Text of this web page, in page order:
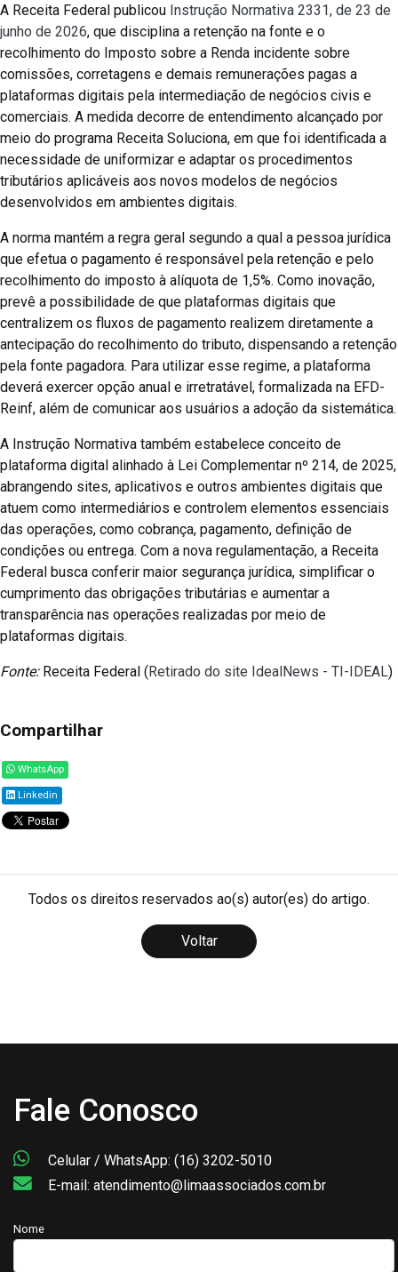
A Receita Federal publicou Instrução Normativa 2331, de 23 de
junho de 2026, que disciplina a retenção na fonte e o
recolhimento do Imposto sobre a Renda incidente sobre
comissões, corretagens e demais remunerações pagas a
plataformas digitais pela intermediação de negócios civis e
comerciais. A medida decorre de entendimento alcançado por
meio do programa Receita Soluciona, em que foi identificada a
necessidade de uniformizar e adaptar os procedimentos
tributários aplicáveis aos novos modelos de negócios
desenvolvidos em ambientes digitais.
A norma mantém a regra geral segundo a qual a pessoa jurídica
que efetua o pagamento é responsável pela retenção e pelo
recolhimento do imposto à alíquota de 1,5%. Como inovação,
prevê a possibilidade de que plataformas digitais que
centralizem os fluxos de pagamento realizem diretamente a
antecipação do recolhimento do tributo, dispensando a retenção
pela fonte pagadora. Para utilizar esse regime, a plataforma
deverá exercer opção anual e irretratável, formalizada na EFD-
Reinf, além de comunicar aos usuários a adoção da sistemática.
A Instrução Normativa também estabelece conceito de
plataforma digital alinhado à Lei Complementar nº 214, de 2025,
abrangendo sites, aplicativos e outros ambientes digitais que
atuem como intermediários e controlem elementos essenciais
das operações, como cobrança, pagamento, definição de
condições ou entrega. Com a nova regulamentação, a Receita
Federal busca conferir maior segurança jurídica, simplificar o
cumprimento das obrigações tributárias e aumentar a
transparência nas operações realizadas por meio de
plataformas digitais.
Fonte:Receita Federal (Retirado do site IdealNews - TI-IDEAL)
Compartilhar
WhatsApp
Linkedin
Todos os direitos reservados ao(s) autor(es) do artigo.
Voltar
Fale Conosco
Celular / WhatsApp: (16) 3202-5010
E-mail: atendimento@limaassociados.com.br
Nome